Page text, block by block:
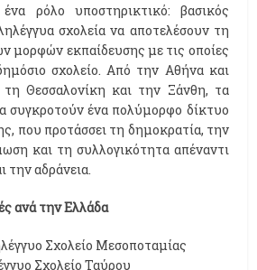
ρόλο υποστηρικτικό: βασικός
σχολεία να αποτελέσουν τη
μορφών εκπαίδευσης με τις οποίες
σχολείο. Από την Αθήνα και
τη Θεσσαλονίκη και την Ξάνθη, τα
συγκροτούν ένα πολύμορφο δίκτυο
που προτάσσει τη δημοκρατία, την
και τη συλλογικότητα απέναντι
την αδράνεια.
ανά την Ελλάδα
Σχολείο Μεσοποταμίας
Σχολείο Ταύρου